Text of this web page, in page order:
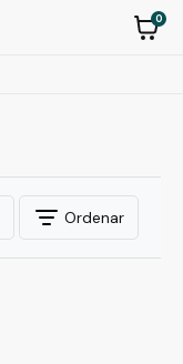
0
Ordenar